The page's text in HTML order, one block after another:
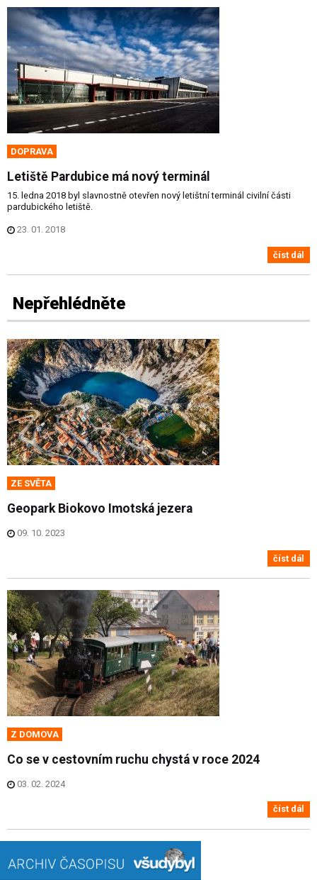
DOPRAVA
Letiště Pardubice má nový terminál
15. ledna 2018 byl slavnostně otevřen nový letištní terminál civilní části
pardubického letiště.
23. 01. 2018
číst dál
Nepřehlédněte
ZE SVĚTA
Geopark Biokovo Imotská jezera
09. 10. 2023
číst dál
Z DOMOVA
Co se v cestovním ruchu chystá v roce 2024
03. 02. 2024
číst dál